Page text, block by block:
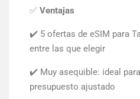
✅ Ventajas
✔️ 5 ofertas de eSIM para
entre las que elegir
✔️ Muy asequible: ideal
presupuesto ajustado